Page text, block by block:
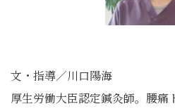
文・指導／川口陽海
厚生労働大臣認定鍼灸師。腰痛